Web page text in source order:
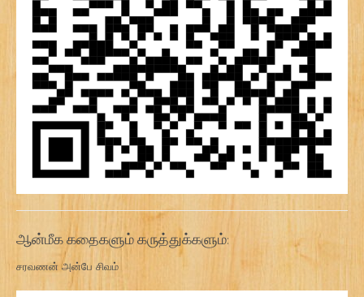
ஆன்மீக கதைகளும் கருத்துக்களும்:
சரவணன் அன்பே சிவம்